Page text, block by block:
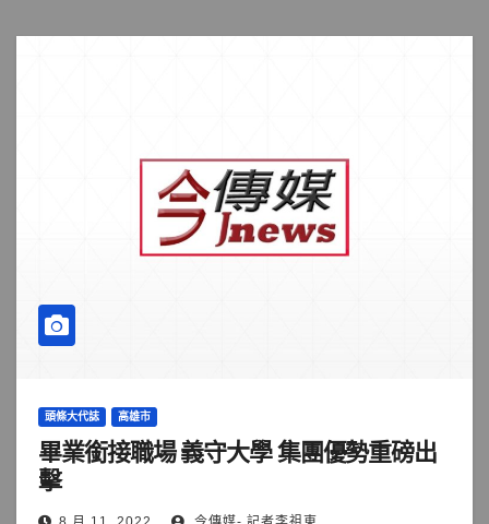
頭條大代誌 高雄市
畢業銜接職場 義守大學 集團優勢重磅出
擊